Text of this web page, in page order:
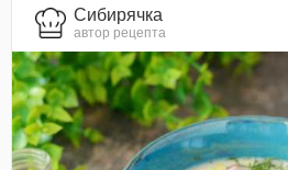
Сибирячка
автор рецепта